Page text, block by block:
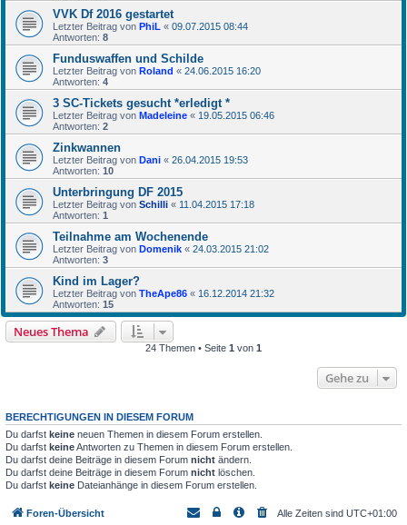
VVK Df 2016 gestartet
Letzter Beitrag von PhiL « 09.07.2015 08:44
Antworten: 8
Funduswaffen und Schilde
Letzter Beitrag von Roland « 24.06.2015 16:20
Antworten: 4
3 SC-Tickets gesucht *erledigt *
Letzter Beitrag von Madeleine « 19.05.2015 06:46
Antworten: 2
Zinkwannen
Letzter Beitrag von Dani « 26.04.2015 19:53
Antworten: 10
Unterbringung DF 2015
Letzter Beitrag von Schilli « 11.04.2015 17:18
Antworten: 1
Teilnahme am Wochenende
Letzter Beitrag von Domenik « 24.03.2015 21:02
Antworten: 3
Kind im Lager?
Letzter Beitrag von TheApe86 « 16.12.2014 21:32
Antworten: 15
Neues Thema
24 Themen • Seite 1 von 1
Gehe zu
BERECHTIGUNGEN IN DIESEM FORUM
Du darfst keine neuen Themen in diesem Forum erstellen.
Du darfst keineAntworten zu Themen in diesem Forum erstellen.
Du darfst deine Beiträge in diesem Forum nicht ändern.
Du darfst deine Beiträge in diesem Forum nicht löschen.
Du darfst keine Dateianhänge in diesem Forum erstellen.
Foren-Übersicht Alle Zeiten sind UTC+01:00